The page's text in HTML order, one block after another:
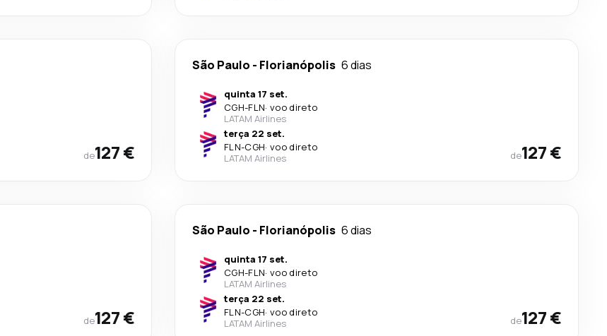
de127 €
São Paulo - Florianópolis 6 dias
quinta 17 set.
CGH-FLN· voo direto
LATAM Airlines
terça 22 set.
FLN-CGH· voo direto
LATAM Airlines
de127 €
de127 €
São Paulo - Florianópolis 6 dias
quinta 17 set.
CGH-FLN· voo direto
LATAM Airlines
terça 22 set.
FLN-CGH· voo direto
LATAM Airlines
de127 €